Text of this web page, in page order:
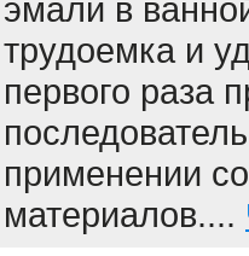
эмали в
трудоемка и
первого раза
применении
материалов....